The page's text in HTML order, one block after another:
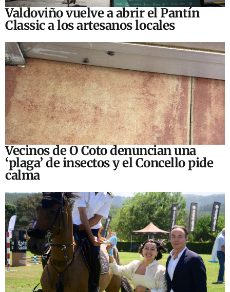
Valdoviño vuelve a abrir el Pantín
Classic a los artesanos locales
Vecinos de O Coto denuncian una
‘plaga’ de insectos y el Concello pide
calma